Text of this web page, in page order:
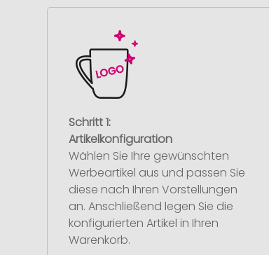
Schritt 1:
Artikelkonfiguration
Wählen Sie Ihre gewünschten
Werbeartikel aus und passen Sie
diese nach Ihren Vorstellungen
an. Anschließend legen Sie die
konfigurierten Artikel in Ihren
Warenkorb.